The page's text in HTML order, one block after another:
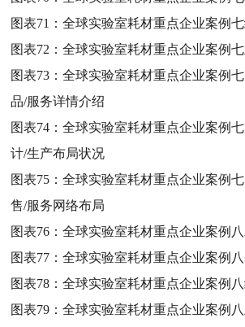
图表71：全球实验室耗材重点企业案例
图表72：全球实验室耗材重点企业案例
图表73：全球实验室耗材重点企业案例
品/服务详情介绍
图表74：全球实验室耗材重点企业案例
计/生产布局状况
图表75：全球实验室耗材重点企业案例
售/服务网络布局
图表76：全球实验室耗材重点企业案例
图表77：全球实验室耗材重点企业案例
图表78：全球实验室耗材重点企业案例
图表79：全球实验室耗材重点企业案例